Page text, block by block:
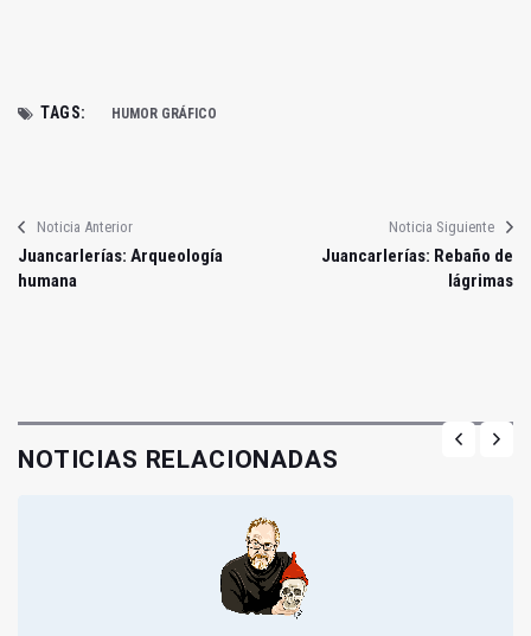
TAGS: HUMOR GRÁFICO
Noticia Anterior
Juancarlerías: Arqueología
humana
Noticia Siguiente
Juancarlerías: Rebaño de
lágrimas
NOTICIAS RELACIONADAS